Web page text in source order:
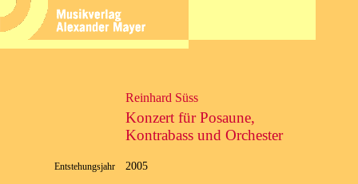
Reinhard Süss
Konzert für Posaune,
Kontrabass und Orchester
Entstehungsjahr 2005